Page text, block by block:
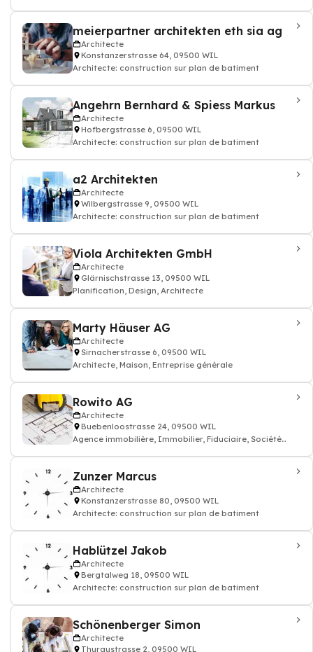
meierpartner architekten eth sia ag
Architecte
Konstanzerstrasse 64, 09500 WIL
Architecte: construction sur plan de batiment
Angehrn Bernhard & Spiess Markus
Architecte
Hofbergstrasse 6, 09500 WIL
Architecte: construction sur plan de batiment
a2 Architekten
Architecte
Wilbergstrasse 9, 09500 WIL
Architecte: construction sur plan de batiment
Viola Architekten GmbH
Architecte
Glärnischstrasse 13, 09500 WIL
Planification, Design, Architecte
Marty Häuser AG
Architecte
Sirnacherstrasse 6, 09500 WIL
Architecte, Maison, Entreprise générale
Rowito AG
Architecte
Buebenloostrasse 24, 09500 WIL
Agence immobilière, Immobilier, Fiduciaire, Société
Zunzer Marcus
Architecte
Konstanzerstrasse 80, 09500 WIL
Architecte: construction sur plan de batiment
Hablützel Jakob
Architecte
Bergtalweg 18, 09500 WIL
Architecte: construction sur plan de batiment
Schönenberger Simon
Architecte
Thuraustrasse 2, 09500 WIL